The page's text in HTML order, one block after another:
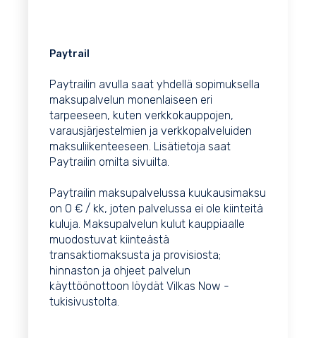
Paytrail
Paytrailin avulla saat yhdellä sopimuksella
maksupalvelun monenlaiseen eri
tarpeeseen, kuten verkkokauppojen,
varausjärjestelmien ja verkkopalveluiden
maksuliikenteeseen. Lisätietoja saat
Paytrailin omilta sivuilta
Paytrailin maksupalvelussa kuukausimaksu
on 0 € / kk, joten palvelussa ei ole kiinteitä
kuluja. Maksupalvelun kulut kauppiaalle
muodostuvat kiinteästä
transaktiomaksusta ja provisiosta;
hinnaston ja ohjeet palvelun
käyttöönottoon löydät Vilkas Now -
tukisivustolta.